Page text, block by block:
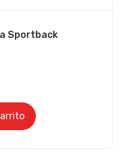
Sportback